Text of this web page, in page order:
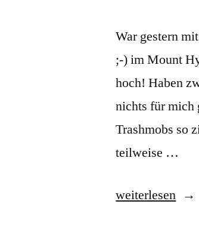
War gestern
;-) im Mount
hoch! Haben
nichts für mich
Trashmobs so
teilweise …
„Blast
weiterlesen